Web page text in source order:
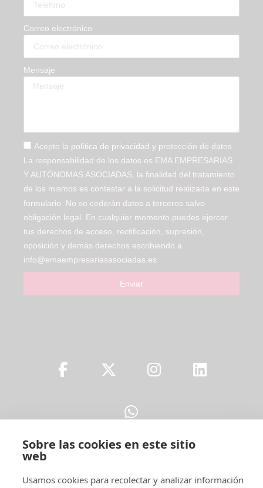
Correo electrónico
Mensaje
Acepto la política de privacidad y protección de datos.
La responsabilidad de los datos es EMA EMPRESARIAS
Y AUTÓNOMAS ASOCIADAS, la finalidad del tratamiento
de los mismos es contestar a la solicitud realizada en este
formulario. No se cederán datos a terceros salvo
obligación legal. En cualquier momento puedes ejercer
tus derechos de acceso, rectificación, supresión,
oposición y demás derechos escribiendo a
info@emaempresariasasociadas.es
Enviar
Sobre las cookies en este sitio
web
Usamos cookies para recolectar y analizar información